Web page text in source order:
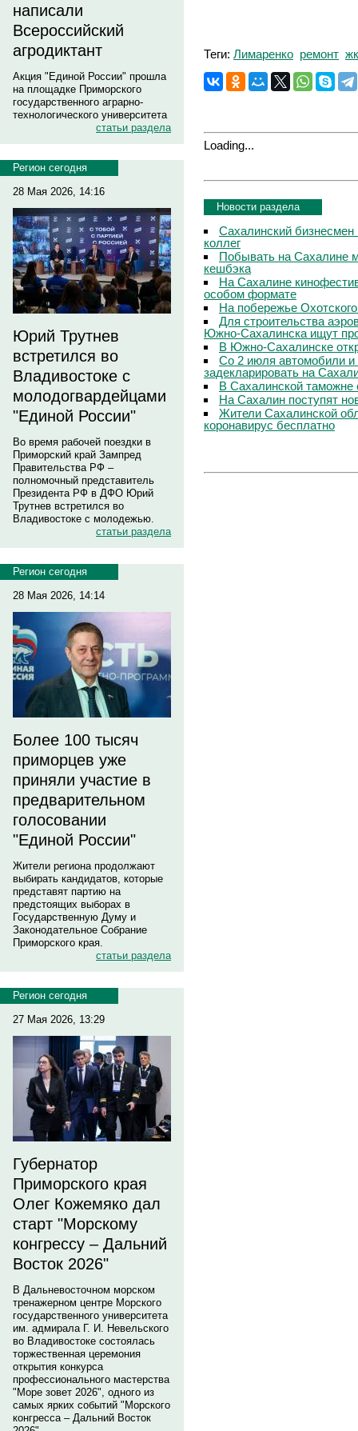
написали
Всероссийский
агродиктант
Акция "Единой России" прошла
на площадке Приморского
государственного аграрно-
технологического университета
статьи раздела
Регион сегодня
28 Мая 2026, 14:16
Юрий Трутнев
встретился во
Владивостоке с
молодогвардейцами
"Единой России"
Во время рабочей поездки в
Приморский край Зампред
Правительства РФ –
полномочный представитель
Президента РФ в ДФО Юрий
Трутнев встретился во
Владивостоке с молодежью.
статьи раздела
Регион сегодня
28 Мая 2026, 14:14
Более 100 тысяч
приморцев уже
приняли участие в
предварительном
голосовании
"Единой России"
Жители региона продолжают
выбирать кандидатов, которые
представят партию на
предстоящих выборах в
Государственную Думу и
Законодательное Собрание
Приморского края.
статьи раздела
Регион сегодня
27 Мая 2026, 13:29
Губернатор
Приморского края
Олег Кожемяко дал
старт "Морскому
конгрессу – Дальний
Восток 2026"
В Дальневосточном морском
тренажерном центре Морского
государственного университета
им. адмирала Г. И. Невельского
во Владивостоке состоялась
торжественная церемония
открытия конкурса
профессионального мастерства
"Море зовет 2026", одного из
самых ярких событий "Морского
конгресса – Дальний Восток
Теги: Лимаренко ремонт
Loading...
Новости раздела
Сахалинский бизнесмен
коллег
Побывать на Сахалине
кешбэка
На Сахалине
особом формате
На побережье
Для строительства
Южно-Сахалинска ищут
В Южно-Сахалинске
Со 2 июля автомобили
задекларировать на
В Сахалинской таможне
На Сахалин поступят
Жители Сахалинской
коронавирус бесплатно